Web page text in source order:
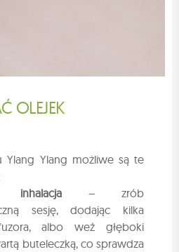
OLEJEK
Ylang Ylang możliwe są te
– zrób
sesję, dodając kilka
albo weź głęboki
buteleczką, co sprawdza